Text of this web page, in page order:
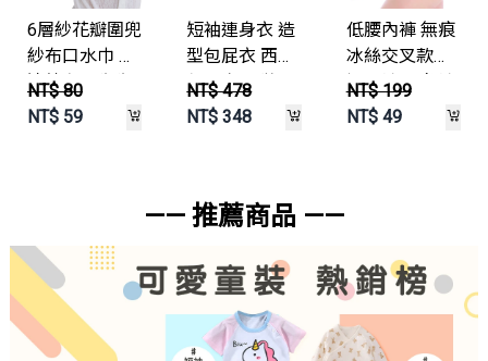
6層紗花瓣圍兜
紗布口水巾 花
邊紗布圍兜兜
吸水圍兜
NT$ 80
NT$59
短袖連身衣 造
型包屁衣 西服
包屁衣 西裝嬰
兒服
NT$ 478
NT$ 348
低腰內褲 無痕
冰絲交叉款孕
婦內褲 三角褲
【MBF820B】
NT$ 199
NT$49
—— 推薦商品 ——